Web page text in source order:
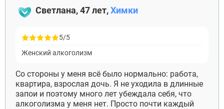
Светлана, 47 лет,Химки
5/5
Женский алкоголизм
Со стороны у меня всё было нормально: работа,
квартира, взрослая дочь. Я не уходила в длинные
запои и поэтому много лет убеждала себя, что
алкоголизма у меня нет. Просто почти каждый